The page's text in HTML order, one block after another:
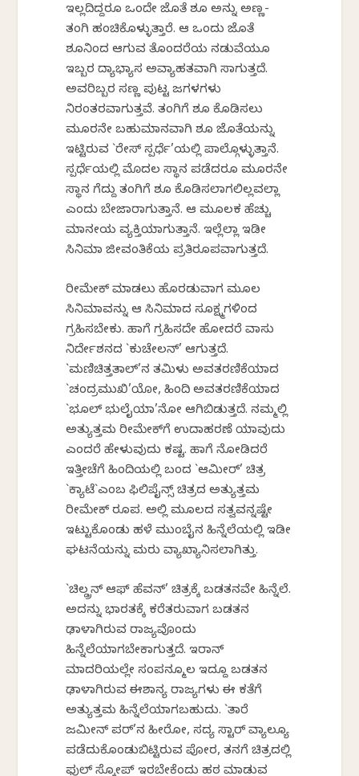
ಇಲ್ಲದಿದ್ದರೂ ಒಂದೇ ಜೊತೆ ಶೂ ಅನ್ನು ಅಣ್ಣ-
ತಂಗಿ ಹಂಚಿಕೊಳ್ಳುತ್ತಾರೆ. ಆ ಒಂದು ಜೊತೆ
ಶೂನಿಂದ ಆಗುವ ತೊಂದರೆಯ ನಡುವೆಯೂ
ಇಬ್ಬರ ವಿದ್ಯಾಭ್ಯಾಸ ಅವ್ಯಾಹತವಾಗಿ ಸಾಗುತ್ತದೆ.
ಅವರಿಬ್ಬರ ಸಣ್ಣ ಪುಟ್ಟ ಜಗಳಗಳು
ನಿರಂತರವಾಗುತ್ತವೆ. ತಂಗಿಗೆ ಶೂ ಕೊಡಿಸಲು
ಮೂರನೇ ಬಹುಮಾನವಾಗಿ ಶೂ ಜೊತೆಯನ್ನು
ಇಟ್ಟಿರುವ `ರೇಸ್‌ ಸ್ಪರ್ಧೆ’ಯಲ್ಲಿ ಪಾಲ್ಗೊಳ್ಳುತ್ತಾನೆ.
ಸ್ಪರ್ಧೆಯಲ್ಲಿ ಮೊದಲ ಸ್ಥಾನ ಪಡೆದರೂ ಮೂರನೇ
ಸ್ಥಾನ ಗೆದ್ದು ತಂಗಿಗೆ ಶೂ ಕೊಡಿಸಲಾಗಲಿಲ್ಲವಲ್ಲಾ
ಎಂದು ಬೇಜಾರಾಗುತ್ತಾನೆ. ಆ ಮೂಲಕ ಹೆಚ್ಚು
ಮಾನವೀಯ ವ್ಯಕ್ತಿಯಾಗುತ್ತಾನೆ. ಇಲ್ಲೆಲ್ಲಾ ಇಡೀ
ಸಿನಿಮಾ ಜೀವಂತಿಕೆಯ ಪ್ರತಿರೂಪವಾಗುತ್ತದೆ.
ರೀಮೇಕ್‌ ಮಾಡಲು ಹೊರಡುವಾಗ ಮೂಲ
ಸಿನಿಮಾವನ್ನು ಆ ಸಿನಿಮಾದ ಸೂಕ್ಷ್ಮಗಳಿಂದ
ಗ್ರಹಿಸಬೇಕು. ಹಾಗೆ ಗ್ರಹಿಸದೇ ಹೋದರೆ ವಾಸು
ನಿರ್ದೇಶನದ `ಕುಚೇಲನ್‌’ ಆಗುತ್ತದೆ.
`ಮಣಿಚಿತ್ತತಾಲ್‌’ನ ತಮಿಳು ಅವತರಣಿಕೆಯಾದ
`ಚಂದ್ರಮುಖಿ’ಯೋ, ಹಿಂದಿ ಅವತರಣಿಕೆಯಾದ
`ಭೂಲ್‌ ಭುಲೈಯಾ’ನೋ ಆಗಿಬಿಡುತ್ತದೆ. ನಮ್ಮಲ್ಲಿ
ಅತ್ಯುತ್ತಮ ರೀಮೇಕ್‌ಗೆ ಉದಾಹರಣೆ ಯಾವುದು
ಎಂದರೆ ಹೇಳುವುದು ಕಷ್ಟ. ಹಾಗೆ ನೋಡಿದರೆ
ಇತ್ತೀಚೆಗೆ ಹಿಂದಿಯಲ್ಲಿ ಬಂದ `ಆಮೀರ್‌’ ಚಿತ್ರ
`ಕ್ಯಾವಿಟೆ`ಎಂಬ ಫಿಲಿಪೈನ್ಸ್‌ ಚಿತ್ರದ ಅತ್ಯುತ್ತಮ
ರೀಮೇಕ್‌ ರೂಪ. ಅಲ್ಲಿ ಮೂಲದ ಸತ್ವವನ್ನಷ್ಟೇ
ಇಟ್ಟುಕೊಂಡು ಹಳೆ ಮುಂಬೈನ ಹಿನ್ನೆಲೆಯಲ್ಲಿ ಇಡೀ
ಘಟನೆಯನ್ನು ಮರು ವ್ಯಾಖ್ಯಾನಿಸಲಾಗಿತ್ತು.
`ಚಿಲ್ಡ್ರನ್‌ ಆಫ್‌ ಹೆವನ್‌’ ಚಿತ್ರಕ್ಕೆ ಬಡತನವೇ ಹಿನ್ನೆಲೆ.
ಅದನ್ನು ಭಾರತಕ್ಕೆ ಕರೆತರುವಾಗ ಬಡತನ
ಢಾಳಾಗಿರುವ ರಾಜ್ಯವೊಂದು
ಹಿನ್ನೆಲೆಯಾಗಬೇಕಾಗುತ್ತದೆ. ಇರಾನ್‌
ಮಾದರಿಯಲ್ಲೇ ಸಂಪನ್ಮೂಲ ಇದ್ದೂ ಬಡತನ
ಢಾಳಾಗಿರುವ ಈಶಾನ್ಯ ರಾಜ್ಯಗಳು ಈ ಕತೆಗೆ
ಅತ್ಯುತ್ತಮ ಹಿನ್ನೆಲೆಯಾಗಬಹುದು. `ತಾರೆ
ಜಮೀನ್‌ ಪರ್‌’ನ ಹೀರೋ, ಸದ್ಯ ಸ್ಟಾರ್‌ ವ್ಯಾಲ್ಯೂ
ಪಡೆದುಕೊಂಡುಬಿಟ್ಟಿರುವ ಪೋರ, ತನಗೆ ಚಿತ್ರದಲ್ಲಿ
ಫುಲ್‌ ಸ್ಕೋಪ್‌ ಇರಬೇಕೆಂದು ಹಠ ಮಾಡುವ